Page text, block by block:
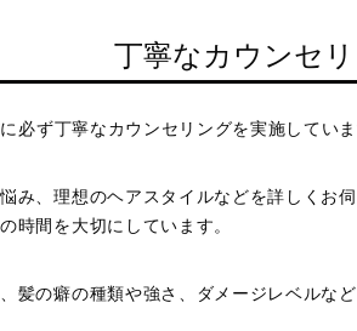
丁寧なカウンセ
必ず丁寧なカウンセリングを実施していま
み、理想のヘアスタイルなどを詳しくお
時間を大切にしています。
髪の癖の種類や強さ、ダメージレベルな